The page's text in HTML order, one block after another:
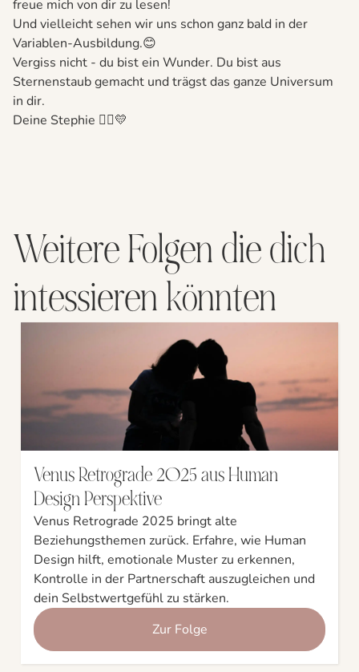
freue mich von dir zu lesen!
Und vielleicht sehen wir uns schon ganz bald in der
Variablen-Ausbildung.😊
Vergiss nicht - du bist ein Wunder. Du bist aus
Sternenstaub gemacht und trägst das ganze Universum
in dir.
Deine Stephie 🙋‍♀️💛
Weitere Folgen die dich
intessieren könnten
Venus Retrograde 2025 aus Human
Design Perspektive
Venus Retrograde 2025 bringt alte
Beziehungsthemen zurück. Erfahre, wie Human
Design hilft, emotionale Muster zu erkennen,
Kontrolle in der Partnerschaft auszugleichen und
dein Selbstwertgefühl zu stärken.
Zur Folge